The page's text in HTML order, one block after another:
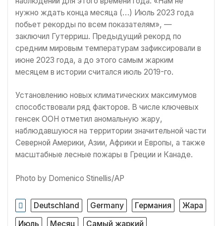
нужно ждать конца месяца (…) Июль 2023 года
побьет рекорды по всем показателям», —
заключил Гутерриш. Предыдущий рекорд по
средним мировым температурам зафиксировали в
июне 2023 года, а до этого самым жарким
месяцем в истории считался июль 2019-го.
Установлению новых климатических максимумов
способствовали ряд факторов. В числе ключевых
генсек ООН отметил аномальную жару,
наблюдавшуюся на территории значительной части
Северной Америки, Азии, Африки и Европы, а также
масштабные лесные пожары в Греции и Канаде.
Photo by Domenico Stinellis/AP
Deutschland Germany Германия
Жара
Июль
Месяц Самый жаркий